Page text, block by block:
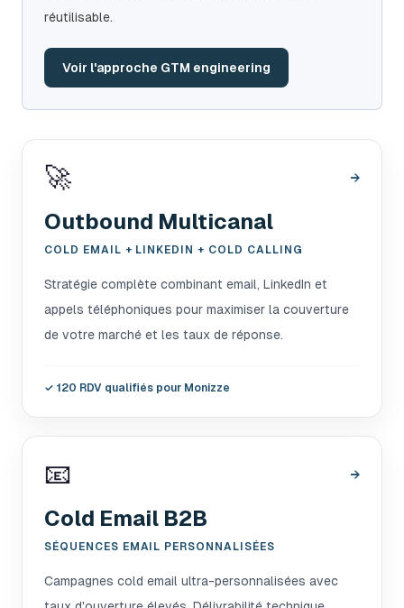
réutilisable.
Voir l'approche GTM engineering
🚀 →
Outbound Multicanal
COLD EMAIL + LINKEDIN + COLD CALLING
Stratégie complète combinant email, LinkedIn et
appels téléphoniques pour maximiser la couverture
de votre marché et les taux de réponse.
✓ 120 RDV qualifiés pour Monizze
📧 →
Cold Email B2B
SÉQUENCES EMAIL PERSONNALISÉES
Campagnes cold email ultra-personnalisées avec